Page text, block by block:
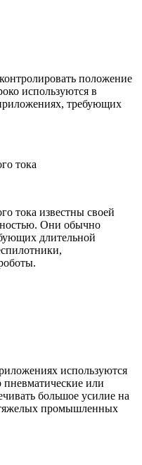
положение
используются в
требующих
тока
тока известны своей
Они обычно
длительной
используются
или
большое усилие на
промышленных